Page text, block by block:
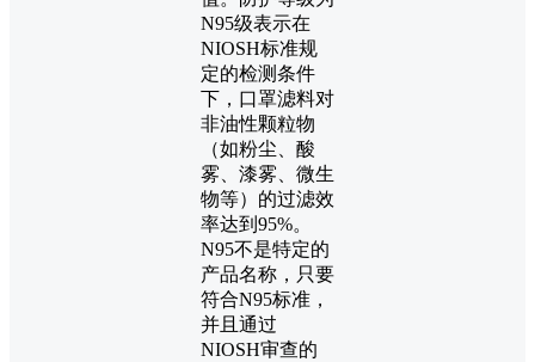
N95级表示在
NIOSH标准规
定的检测条件
下，口罩滤料对
非油性颗粒物
（如粉尘、酸
雾、漆雾、微生
物等）的过滤效
率达到95%。
N95不是特定的
产品名称，只要
符合N95标准，
并且通过
NIOSH审查的